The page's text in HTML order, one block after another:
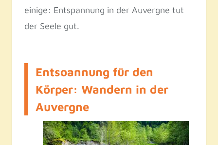
einige: Entspannung in der Auvergne tut
der Seele gut.
Entsoannung für den
Körper: Wandern in der
Auvergne